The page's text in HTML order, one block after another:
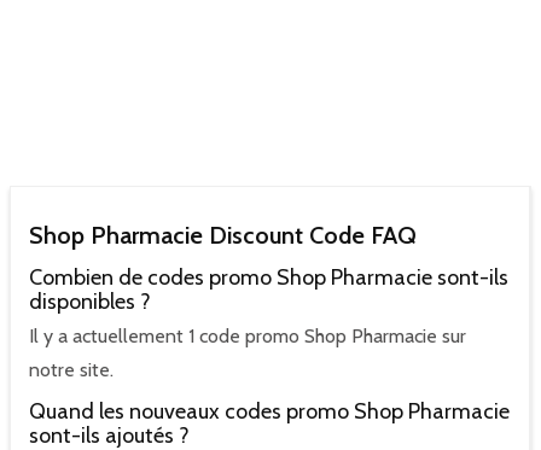
Shop Pharmacie Discount Code FAQ
Combien de codes promo Shop Pharmacie sont-ils
disponibles ?
Il y a actuellement 1 code promo Shop Pharmacie sur
notre site.
Quand les nouveaux codes promo Shop Pharmacie
sont-ils ajoutés ?